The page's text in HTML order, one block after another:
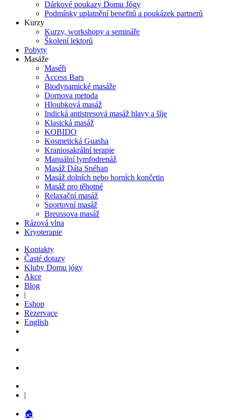
Dárkové poukazy Domu Jógy
Podmínky uplatnění benefitů a poukázek partnerů
Kurzy
Kurzy, workshopy a semináře
Školení lektorů
Pobyty
Masáže
Maséři
Access Bars
Biodynamické masáže
Dornova metoda
Hloubková masáž
Indická antistresová masáž hlavy a šíje
Klasická masáž
KOBIDO
Kosmetická Guasha
Kraniosakrální terapie
Manuální lymfodrenáž
Masáž Dáta Snéhan
Masáž dolních nebo horních končetin
Masáž pro těhotné
Relaxační masáž
Sportovní masáž
Breussova masáž
Rázová vlna
Kryoterapie
Kontakty
Časté dotazy
Kluby Domu jógy
Akce
Blog
|
Eshop
Rezervace
English
|
🏠